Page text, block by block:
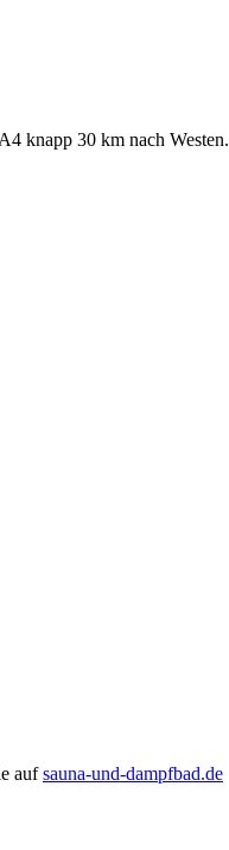
knapp 30 km nach Westen.
aufsauna-und-dampfbad.de